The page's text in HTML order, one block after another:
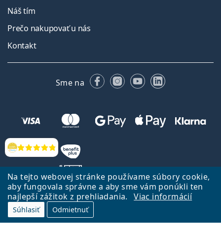
Na tejto webovej stránke používame súbory cookie,
aby fungovala správne a aby sme vám ponúkli ten
najlepší zážitok z prehliadania.
Viac informácií
Súhlasiť Odmietnuť
Hodnotenia
Náš tím
Prečo nakupovať u nás
Kontakt
Sme na FacebookuInstagrame
YouTubeLinkedIn
Späť na Úvodnu stránku
Lentiamo.sk vlastní a prevádzkuje spoločnosť Lentiamo s.r.o., Česká